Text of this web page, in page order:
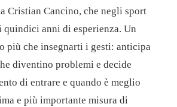
Cristian Cancino, che negli sport
quindici anni di esperienza. Un
più che insegnarti i gesti: anticipa
diventino problemi e decide
di entrare e quando è meglio
e più importante misura di